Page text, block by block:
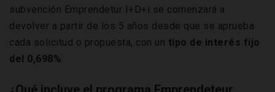
subvención Emprendetur I+D+i se comenzará a
devolver a partir de los 5 años desde que se aprueba
cada solicitud o propuesta, con un tipo de interés fijo
del 0,698%.